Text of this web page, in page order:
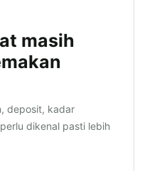
masih
deposit, kadar
dikenal pasti lebih